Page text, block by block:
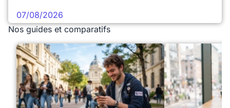
07/08/2026
Nos guides et comparatifs